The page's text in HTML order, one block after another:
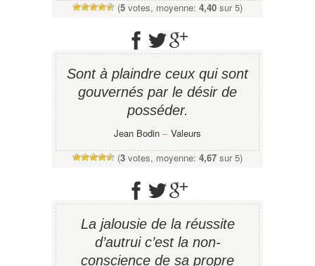
(5 votes, moyenne: 4,40 sur 5)
Sont à plaindre ceux qui sont
gouvernés par le désir de
posséder.
Jean Bodin − Valeurs
(3 votes, moyenne: 4,67 sur 5)
La jalousie de la réussite
d’autrui c’est la non-
conscience de sa propre